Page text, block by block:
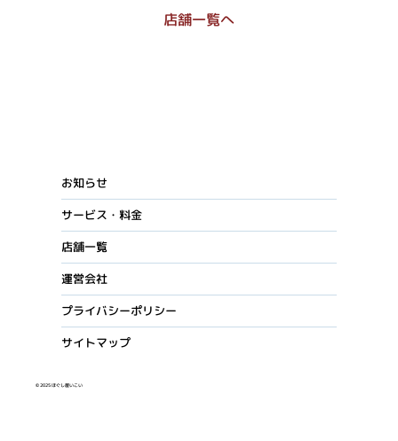
店舗一覧へ
© 2025 ほぐし屋いこい
お知らせ
サービス・料金
店舗一覧
運営会社
プライバシーポリシー
サイトマップ